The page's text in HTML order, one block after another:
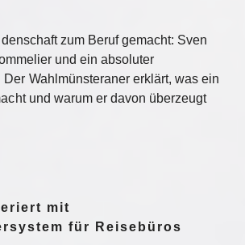
zum Beruf gemacht: Sven
und ein absoluter
Wahlmünsteraner erklärt, was ein
und warum er davon überzeugt
mit
für Reisebüros